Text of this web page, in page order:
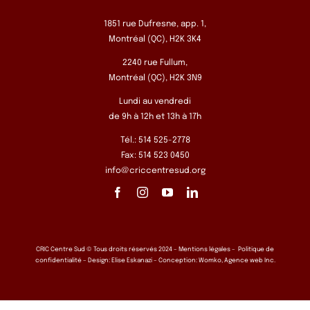
1851 rue Dufresne, app. 1,
Montréal (QC), H2K 3K4
2240 rue Fullum,
Montréal (QC), H2K 3N9
Lundi au vendredi
de 9h à 12h et 13h à 17h
Tél.: 514 525-2778
Fax: 514 523 0450
info@criccentresud.org
CRIC Centre Sud © Tous droits réservés 2024 – Mentions légales –
Politique de
confidentialité– Design: Elise Eskanazi– Conception: Womko, Agence web Inc.